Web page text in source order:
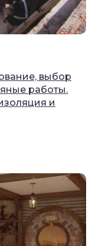
выбор
работы.
и